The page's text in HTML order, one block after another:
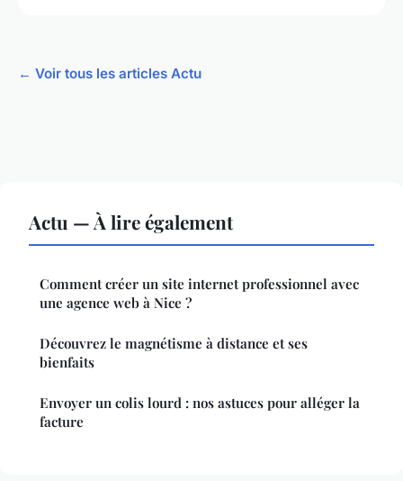
← Voir tous les articles Actu
Actu — À lire également
Comment créer un site internet professionnel avec
une agence web à Nice ?
Découvrez le magnétisme à distance et ses
bienfaits
Envoyer un colis lourd : nos astuces pour alléger la
facture